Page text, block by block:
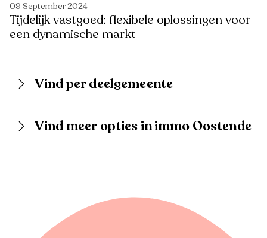
09 September 2024
Tijdelijk vastgoed: flexibele oplossingen voor
een dynamische markt
Vind per deelgemeente
Vind meer opties in immo Oostende